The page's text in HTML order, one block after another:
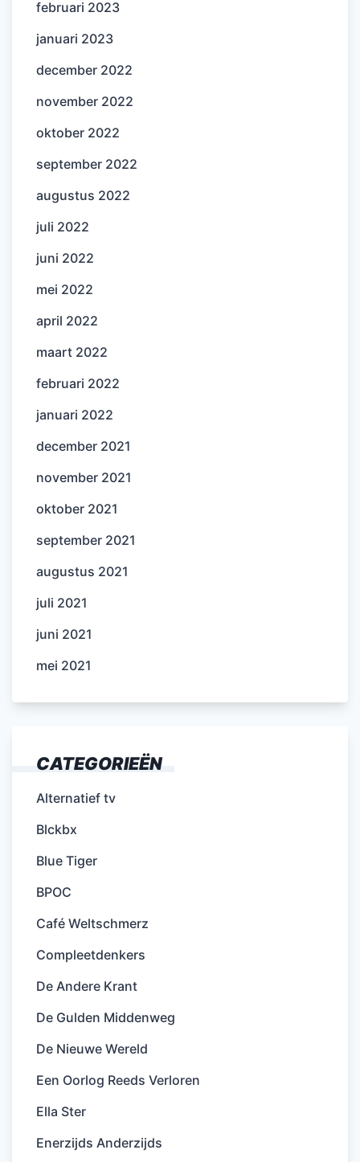
februari 2023
januari 2023
december 2022
november 2022
oktober 2022
september 2022
augustus 2022
juli 2022
juni 2022
mei 2022
april 2022
maart 2022
februari 2022
januari 2022
december 2021
november 2021
oktober 2021
september 2021
augustus 2021
juli 2021
juni 2021
mei 2021
CATEGORIEËN
Alternatief tv
Blckbx
Blue Tiger
BPOC
Café Weltschmerz
Compleetdenkers
De Andere Krant
De Gulden Middenweg
De Nieuwe Wereld
Een Oorlog Reeds Verloren
Ella Ster
Enerzijds Anderzijds